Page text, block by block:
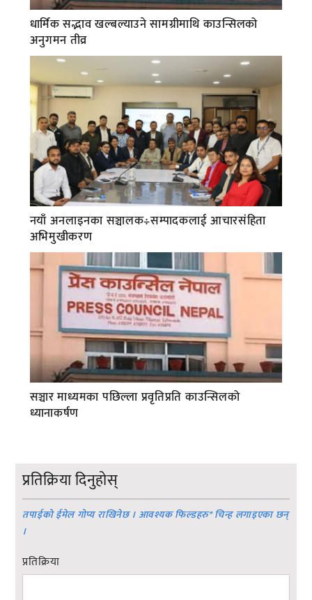
धार्मिक सद्भाव खल्बल्याउने सामग्रीमाथि काउन्सिलको
अनुगमन तीव्र
नयाँ अनलाइनका सञ्चालक÷सम्पादकलाई आचारसंहिता
अभिमुखीकरण
सञ्चार माध्यमका पछिल्ला प्रवृतिप्रति काउन्सिलको
ध्यानाकर्षण
प्रतिक्रिया दिनुहोस्
तपाईको ईमेल गोप्य राखिनेछ । आवश्यक फिल्डहरु*चिन्ह लगाइएका छन्
।
प्रतिक्रिया